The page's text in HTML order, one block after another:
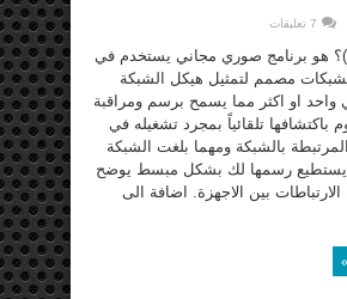
7 تعليقات
ما هو ال (Dude)؟ هو برنامج صوري مجاني يستخدم في
مصمم لتمثيل هيكل الشبكة
او اكثر مما يسمح برسم ومراقبة
باكتشافها تلقائياً بمجرد تشغيله في
بالشبكة ومهما بلغت الشبكة
يستطيع رسمها لك بشكل مبسط يوضح
بين الاجهزة. اضافة الى